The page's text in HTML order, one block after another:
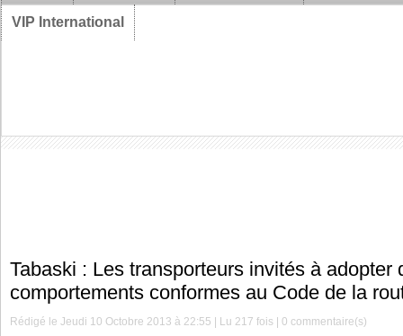
VIP International
Tabaski : Les transporteurs invités à adopter
comportements conformes au Code de la
Rédigé le Jeudi 10 Octobre 2013 à 22:55 | Lu 217 fois |0 commentaire(s)